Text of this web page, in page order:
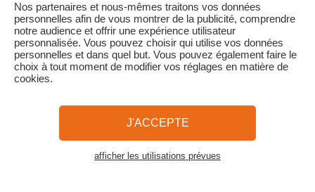
Voir la carte
Qui sommes-nous?
CGV et Charte de Confidentialité
La Presse parle de nous
Partenaires FAQ Blog Plan du site
Paiement sécurisé Réalisé par Sooyoos
Besoin d’aide ? 09 72 26 99 33
Nos partenaires et nous-mêmes traitons vos données
personnelles afin de vous montrer de la publicité, comprendre
notre audience et offrir une expérience utilisateur
personnalisée. Vous pouvez choisir qui utilise vos données
personnelles et dans quel but. Vous pouvez également faire le
choix à tout moment de modifier vos réglages en matière de
cookies.
J'ACCEPTE
afficher les utilisations prévues